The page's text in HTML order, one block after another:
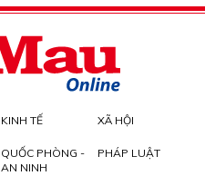
KINH TẾ XÃ HỘI
QUỐC PHÒNG -
AN NINH
PHÁP LUẬT